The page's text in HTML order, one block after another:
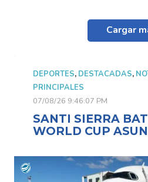
Cargar
DEPORTES, DESTACADAS,
PRINCIPALES
07/08/26 9:46:07 PM
SANTI SIERRA
WORLD CUP